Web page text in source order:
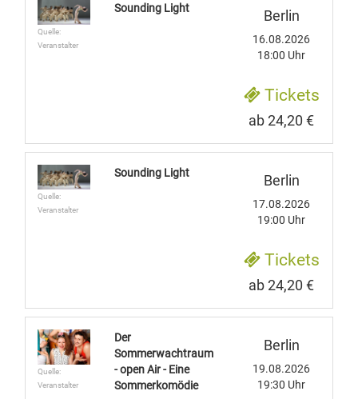
Quelle:
Veranstalter
Sounding Light Berlin
16.08.2026
18:00 Uhr
Tickets
ab 24,20 €
Quelle:
Veranstalter
Sounding Light Berlin
17.08.2026
19:00 Uhr
Tickets
ab 24,20 €
Quelle:
Veranstalter
Der
Sommerwachtraum
- open Air - Eine
Sommerkomödie
Berlin
19.08.2026
19:30 Uhr